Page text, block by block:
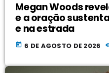
Megan Woods
e a oração
e na estrada
today 6 DE AGOSTO DE 2026